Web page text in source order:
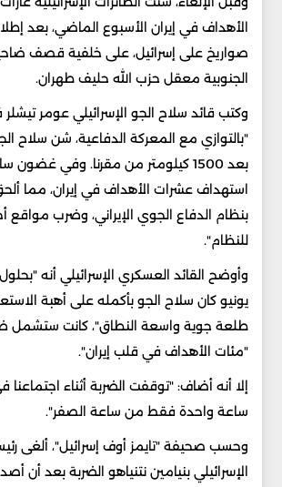
الأهداف في إيران الأسبوع الماضي، بعد
صواريخ على إسرائيل، على خلفية قصف
الجنوبية معقل حزب الله حليف طهران.
وكتب قائد سلاح الجو الإسرائيلي عومر
"بالتوازي مع المعركة الدفاعية، شن سلاح
بعد 1500 كيلومتر من مقرنا. وفي غضون
استهداف عشرات الأهداف في إيران، مما
بنظام الدفاع الجوي الإيراني، وضرب مواقع
للنظام".
يونيو كان سلاح الجو بأكمله على أهبة
طلعة جوية واسعة النطاق"، كانت ستشمل
"مئات الأهداف في قلب إيران".
إلا أنه أضاف: "توقفت الضربة أثناء اجتماعنا
ساعة واحدة فقط من ساعة الصفر".
وحسب صحيفة "تايمز أوف إسرائيل"، ألغى
الإسرائيلي بنيامين نتنياهو الضربة بعد أن